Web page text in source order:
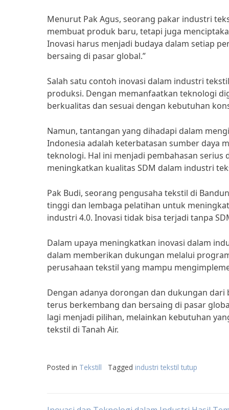
Menurut Pak Agus, seorang pakar industri
membuat produk baru, tetapi juga
Inovasi harus menjadi budaya dalam setiap
bersaing di pasar global.”
Salah satu contoh inovasi dalam industri
produksi. Dengan memanfaatkan teknologi
berkualitas dan sesuai dengan kebutuhan
Namun, tantangan yang dihadapi dalam
Indonesia adalah keterbatasan sumber daya
teknologi. Hal ini menjadi pembahasan
meningkatkan kualitas SDM dalam industri
Pak Budi, seorang pengusaha tekstil di
tinggi dan lembaga pelatihan untuk
industri 4.0. Inovasi tidak bisa terjadi tanpa
Dalam upaya meningkatkan inovasi dalam
dalam memberikan dukungan melalui
perusahaan tekstil yang mampu
Dengan adanya dorongan dan dukungan
terus berkembang dan bersaing di pasar
lagi menjadi pilihan, melainkan kebutuhan
tekstil di Tanah Air.
Posted in Tekstill Tagged industri tekstil tutup